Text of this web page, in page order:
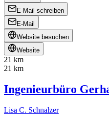
E-Mail schreiben
E-Mail
Website besuchen
Website
21 km
21 km
Ingenieurbüro
Lisa C. Schnalzer